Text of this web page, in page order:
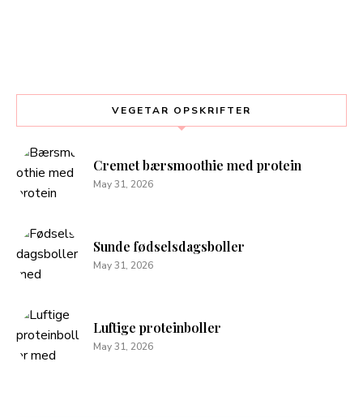
VEGETAR OPSKRIFTER
Cremet bærsmoothie med protein
May 31, 2026
Sunde fødselsdagsboller
May 31, 2026
Luftige proteinboller
May 31, 2026